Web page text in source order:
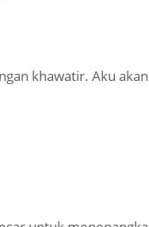
khawatir. Aku akan